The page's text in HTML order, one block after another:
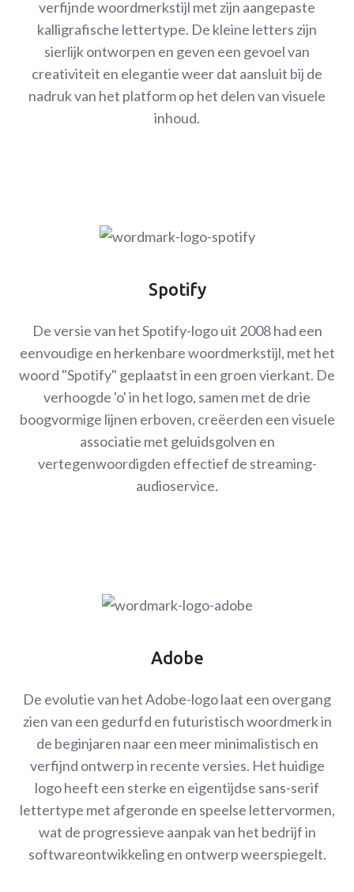
verfijnde woordmerkstijl met zijn aangepaste
kalligrafische lettertype. De kleine letters zijn
sierlijk ontworpen en geven een gevoel van
creativiteit en elegantie weer dat aansluit bij de
nadruk van het platform op het delen van visuele
inhoud.
Spotify
De versie van het Spotify-logo uit 2008 had een
eenvoudige en herkenbare woordmerkstijl, met het
woord "Spotify" geplaatst in een groen vierkant. De
verhoogde 'o' in het logo, samen met de drie
boogvormige lijnen erboven, creëerden een visuele
associatie met geluidsgolven en
vertegenwoordigden effectief de streaming-
audioservice.
Adobe
De evolutie van het Adobe-logo laat een overgang
zien van een gedurfd en futuristisch woordmerk in
de beginjaren naar een meer minimalistisch en
verfijnd ontwerp in recente versies. Het huidige
logo heeft een sterke en eigentijdse sans-serif
lettertype met afgeronde en speelse lettervormen,
wat de progressieve aanpak van het bedrijf in
softwareontwikkeling en ontwerp weerspiegelt.